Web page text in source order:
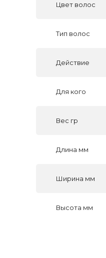
Цвет волос
Тип волос
Действие
Для кого
Вес гр
Длина мм
Ширина мм
Высота мм